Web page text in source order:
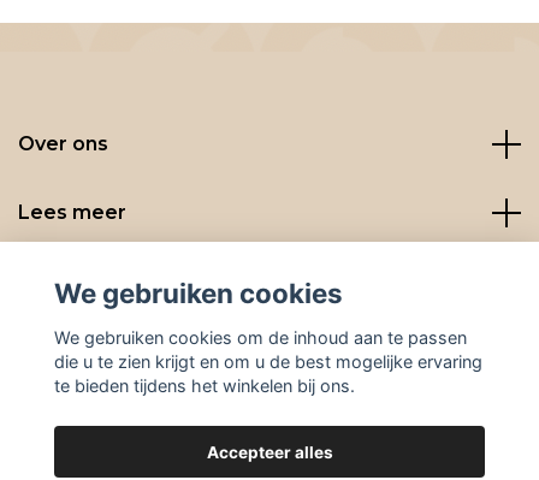
Over ons
Lees meer
Social media
We gebruiken cookies
We gebruiken cookies om de inhoud aan te passen
die u te zien krijgt en om u de best mogelijke ervaring
te bieden tijdens het winkelen bij ons.
Accepteer alles